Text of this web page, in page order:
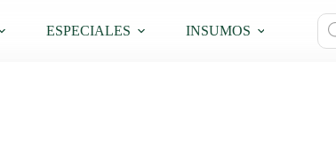
ESPECIALES INSUMOS
de